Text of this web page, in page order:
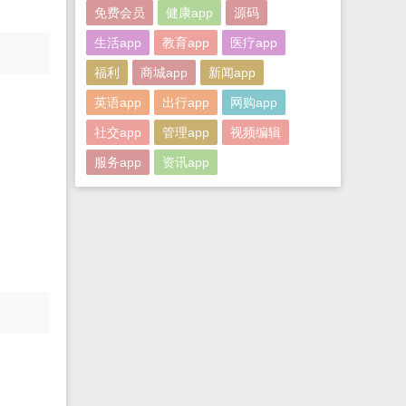
免费会员 健康app 源码
生活app 教育app 医疗app
福利 商城app 新闻app
英语app 出行app 网购app
社交app 管理app 视频编辑
服务app 资讯app